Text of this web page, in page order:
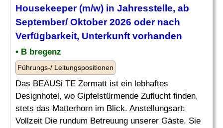
Housekeeper(m/w) in Jahresstelle, ab
September/ Oktober 2026 oder nach
Verfügbarkeit, Unterkunft vorhanden
• B bregenz
Führungs-/ Leitungspositionen
Das BEAUSi TE Zermatt ist ein lebhaftes
Designhotel, wo Gipfelstürmende Zuflucht finden,
stets das Matterhorn im Blick. Anstellungsart:
Vollzeit Die rundum Betreuung unserer Gäste. Sie